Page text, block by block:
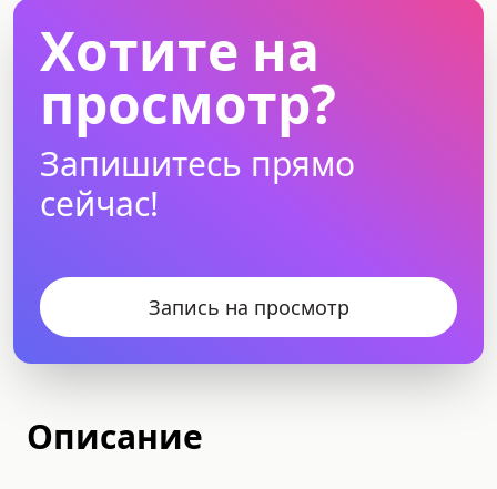
Хотите на
просмотр?
Запишитесь прямо
сейчас!
Запись на просмотр
Описание